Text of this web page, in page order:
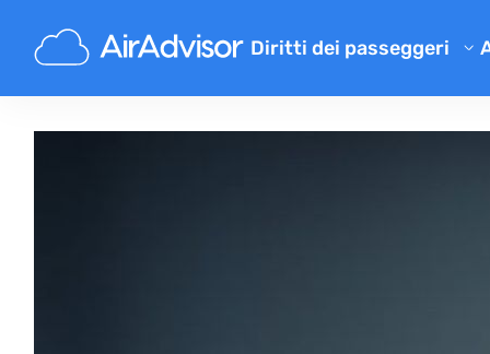
Diritti dei passeggeri
Verifica risarcimento
Risarcimento per volo in